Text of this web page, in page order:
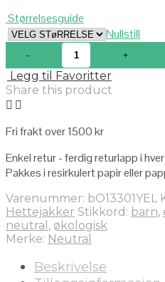
Størrelsesguide
Nullstill
Legg til Favoritter
Share this product
Fri frakt over 1500 kr
Enkel retur - ferdig returlapp i
Pakkes i resirkulert papir eller
Varenummer: bO13301YEL
Hettejakker Stikkord: barn,
neutral , økologisk
Merke: Neutral
Beskrivelse